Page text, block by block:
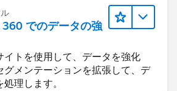
でのデータの強
イトを使用して、データを強化
グメンテーションを拡張して、デ
理します。